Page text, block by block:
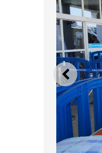
上一則